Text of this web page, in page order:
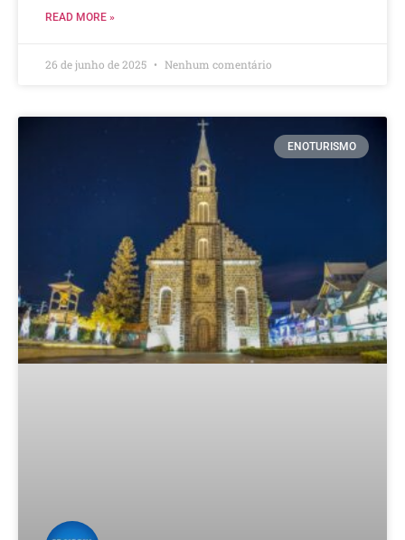
READ MORE »
26 de junho de 2025 Nenhum comentário
ENOTURISMO